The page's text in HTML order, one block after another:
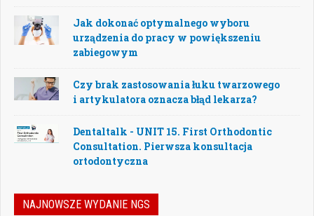
Jak dokonać optymalnego wyboru
urządzenia do pracy w powiększeniu
zabiegowym
Czy brak zastosowania łuku twarzowego
i artykulatora oznacza błąd lekarza?
Dentaltalk - UNIT 15. First Orthodontic
Consultation. Pierwsza konsultacja
ortodontyczna
NAJNOWSZE WYDANIE NGS